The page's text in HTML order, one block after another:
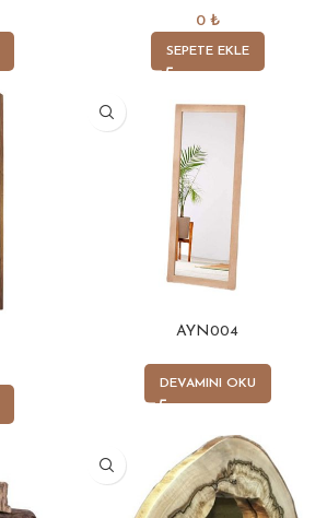
0 ₺
SEPETE EKLE
AYN004
DEVAMINI OKU